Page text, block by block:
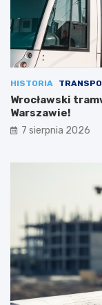
HISTORIA
Wrocławski
Warszawie!
7 sierpnia 2026